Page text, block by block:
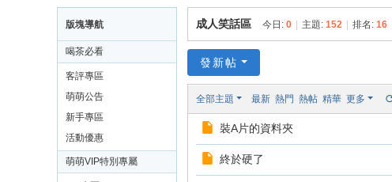
索
萌
外
喝
茶
就
版塊導航
喝茶必看
客評專區
萌萌公告
新手專區
活動優惠
萌萌VIP特別專屬
成人笑話區 今日: 0 主題: 152 排名: 16
發新帖
全部主題 最新 熱門 熱帖 精華 更多
裝A片的資料夾
終於硬了